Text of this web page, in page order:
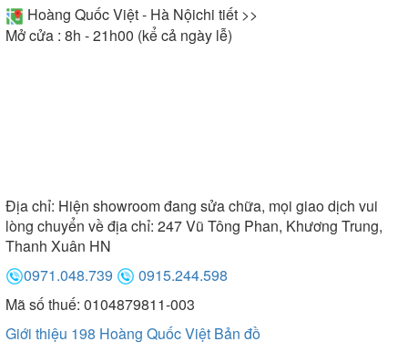
Hoàng Quốc Việt - Hà Nộichi tiết >>
Mở cửa : 8h - 21h00 (kể cả ngày lễ)
Địa chỉ: Hiện showroom đang sửa chữa, mọi giao dịch vui
lòng chuyển về địa chỉ: 247 Vũ Tông Phan, Khương Trung,
Thanh Xuân HN
0971.048.739
0915.244.598
Mã số thuế: 0104879811-003
Giới thiệu 198 Hoàng Quốc Việt Bản đồ